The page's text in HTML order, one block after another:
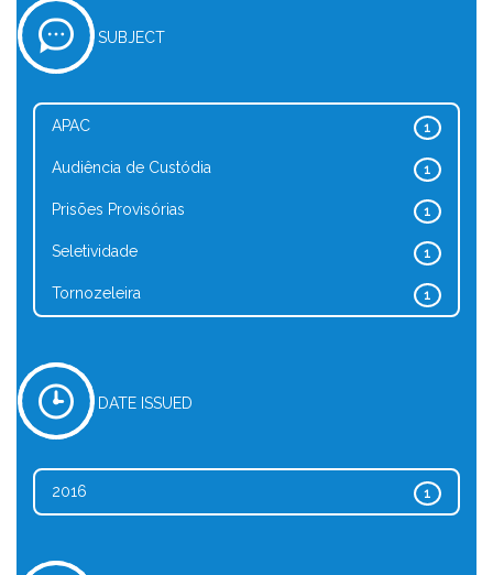
SUBJECT
1
APAC
1
Audiência de Custódia
1
Prisões Provisórias
1
Seletividade
1
Tornozeleira
DATE ISSUED
1
2016